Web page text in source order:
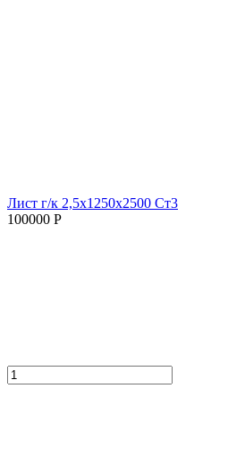
Лист г/к 2,5х1250х2500 Ст3
100000 Р